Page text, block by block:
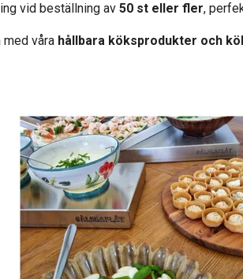
vid beställning av 50 st eller fler,
våra hållbara köksprodukter och